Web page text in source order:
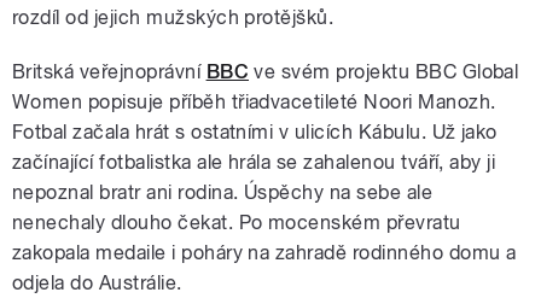
rozdíl od jejich mužských protějšků.
Britská veřejnoprávní BBC ve svém projektu BBC Global
Women popisuje příběh třiadvacetileté Noori Manozh.
Fotbal začala hrát s ostatními v ulicích Kábulu. Už jako
začínající fotbalistka ale hrála se zahalenou tváří, aby ji
nepoznal bratr ani rodina. Úspěchy na sebe ale
nenechaly dlouho čekat. Po mocenském převratu
zakopala medaile i poháry na zahradě rodinného domu a
odjela do Austrálie.